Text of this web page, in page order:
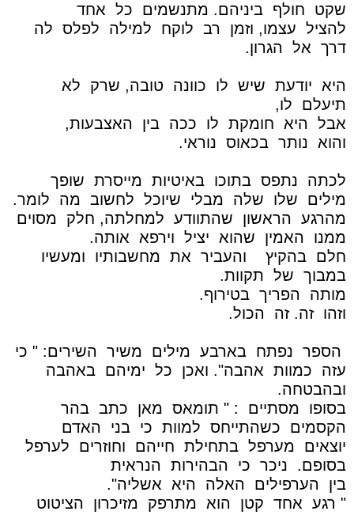
שקט
חולף ביניהם. מתנשמים כל אחד
להציל עצמו, וזמן רב לוקח למילה לפלס לה
דרך אל הגרון.
היא יודעת שיש לו כוונה טובה, שרק
לא
תיעלם
לו,
אבל
היא חומקת לו ככה בין
האצבעות,
והוא
נותר בכאוס נוראי.
לכתה נתפס בתוכו באיטיות מייסרת שופך
מילים
שלו שלה מבלי שיוכל לחשוב מה
לומר.
מהרגע
הראשון שהתוודע למחלתה, חלק
מסוים
ממנו
האמין שהוא יציל וירפא
אותה.
חלם בהקיץ והעביר את מחשבותיו
ומעשיו
במבוך של תקוות.
מותה
הפריך בטירוף.
וזהו זה. זה הכול.
הספר נפתח בארבע מילים משיר
השירים: " כי
עזה
כמוות אהבה". ואכן כל ימיהם באהבה
ובהבטחה.
בסופו
מסתיים : " תומאס מאן כתב בהר
הקסמים
כשהתייחס למוות כי בני
האדם
יוצאים
מערפל בתחילת חייהם וחוזרים
לערפל
בסופם.
ניכר כי הבהירות
הנראית
בין
הערפילים האלה היא
אשליה".
" רגע אחד קטן הוא מתרפק מזיכרון
הציטוט